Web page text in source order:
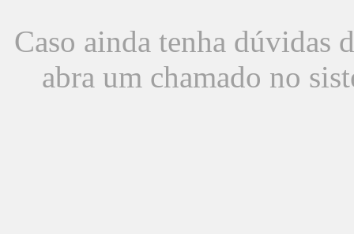
Caso ainda tenha dúvidas
abra um chamado no